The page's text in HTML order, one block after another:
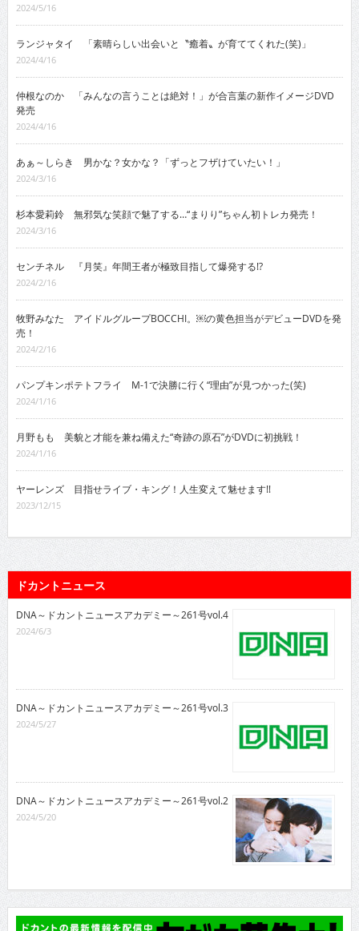
2024/5/16
ランジャタイ 「素晴らしい出会いと〝癒着〟が育ててくれた(笑)」
2024/4/16
仲根なのか 「みんなの言うことは絶対！」が合言葉の新作イメージDVD
発売
2024/4/16
あぁ～しらき 男かな？女かな？「ずっとフザけていたい！」
2024/3/16
杉本愛莉鈴 無邪気な笑顔で魅了する…“まりり”ちゃん初トレカ発売！
2024/3/16
センチネル 『月笑』年間王者が極致目指して爆発する!?
2024/2/16
牧野みなた アイドルグループBOCCHI。￼の黄色担当がデビューDVDを発
売！
2024/2/16
パンプキンポテトフライ M-1で決勝に行く“理由”が見つかった(笑)
2024/1/16
月野もも 美貌と才能を兼ね備えた“奇跡の原石”がDVDに初挑戦！
2024/1/16
ヤーレンズ 目指せライブ・キング！人生変えて魅せます!!
2023/12/15
ドカントニュース
DNA～ドカントニュースアカデミー～261号vol.4
2024/6/3
DNA～ドカントニュースアカデミー～261号vol.3
2024/5/27
DNA～ドカントニュースアカデミー～261号vol.2
2024/5/20